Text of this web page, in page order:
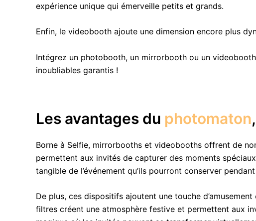
expérience unique qui émerveille petits et grands.
Enfin, le videobooth ajoute une dimension encore plus
Intégrez un photobooth, un mirrorbooth ou un
inoubliables garantis !
Les avantages du photomaton,
Borne à Selfie, mirrorbooths et videobooths offrent de
permettent aux invités de capturer des moments
tangible de l’événement qu’ils pourront conserver
De plus, ces dispositifs ajoutent une touche
filtres créent une atmosphère festive et permettent aux